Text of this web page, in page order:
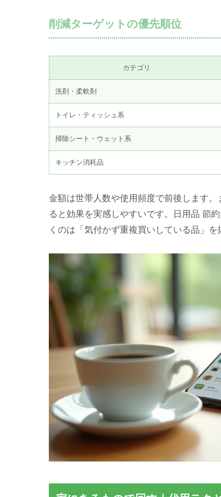
削減ターゲットの優先順位
カテゴリ
洗剤・柔軟剤
トイレ・ティッシュ系
掃除シート・ウェット系
キッチン消耗品
金額は世帯人数や使用頻度で前後します
ると効果を実感しやすいです。日用品 節
くのは「気付かず重複買いしている品」